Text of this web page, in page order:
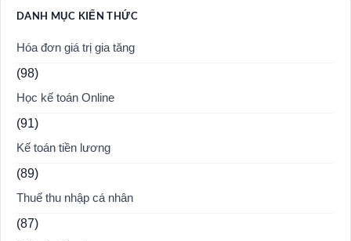
DANH MỤC KIẾN THỨC
Hóa đơn giá trị gia tăng
(98)
Học kế toán Online
(91)
Kế toán tiền lương
(89)
Thuế thu nhập cá nhân
(87)